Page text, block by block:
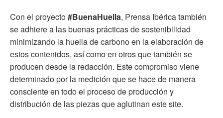
Con el proyecto#BuenaHuella, Prensa Ibérica también
se adhiere a las buenas prácticas de sostenibilidad
minimizando la huella de carbono en la elaboración de
estos contenidos, así como en otros que también se
producen desde la redacción. Este compromiso viene
determinado por la medición que se hace de manera
consciente en todo el proceso de producción y
distribución de las piezas que aglutinan este site.